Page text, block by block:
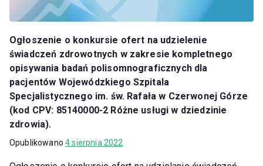
Ogłoszenie o konkursie ofert na udzielenie
świadczeń zdrowotnych w zakresie kompletnego
opisywania badań polisomnograficznych dla
pacjentów Wojewódzkiego Szpitala
Specjalistycznego im. św. Rafała w Czerwonej Górze
(kod CPV: 85140000-2 Różne usługi w dziedzinie
zdrowia).
Opublikowano4 sierpnia 2022